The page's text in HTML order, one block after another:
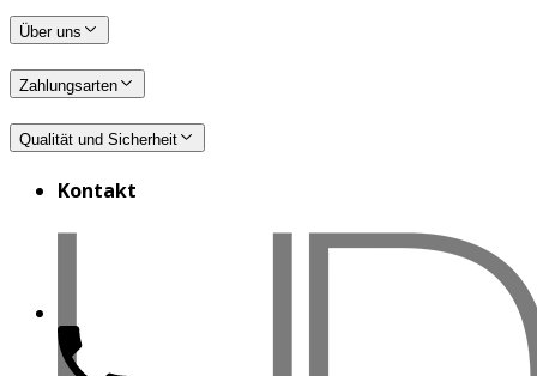
Über uns
Zahlungsarten
Qualität und Sicherheit
Kontakt